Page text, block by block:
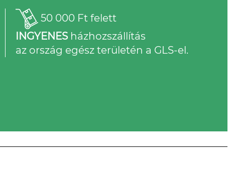
50 000 Ft felett
INGYENESházhozszállítás
az ország egész területén a GLS-el.